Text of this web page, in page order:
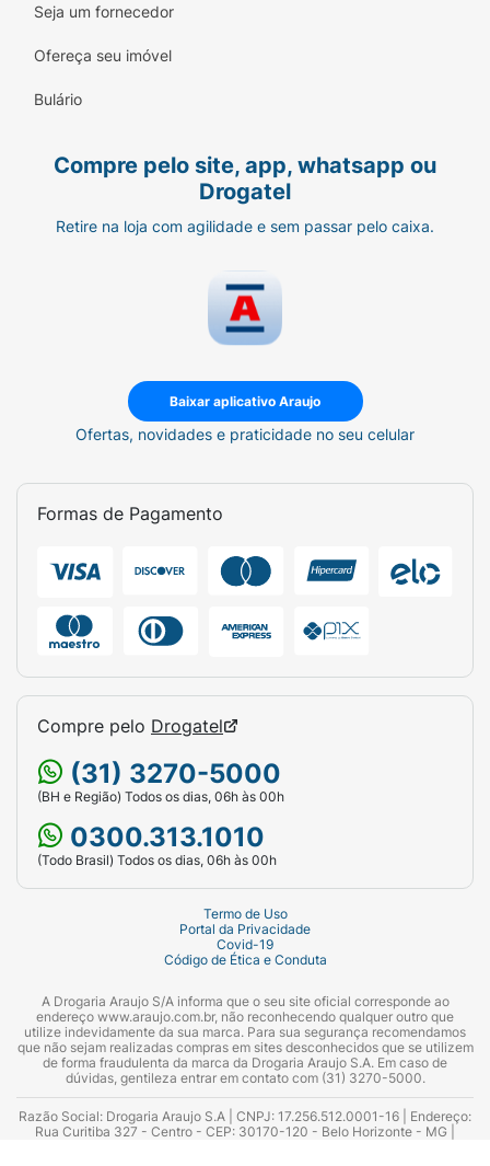
Seja um fornecedor
Ofereça seu imóvel
Bulário
Compre pelo site, app, whatsapp ou
Drogatel
Retire na loja com agilidade e sem passar pelo caixa.
Baixar aplicativo Araujo
Ofertas, novidades e praticidade no seu celular
Formas de Pagamento
Compre pelo Drogatel
(31) 3270-5000
(BH e Região) Todos os dias, 06h às 00h
0300.313.1010
(Todo Brasil) Todos os dias, 06h às 00h
Termo de Uso
Portal da Privacidade
Covid-19
Código de Ética e Conduta
A Drogaria Araujo S/A informa que o seu site oficial corresponde ao
endereço www.araujo.com.br, não reconhecendo qualquer outro que
utilize indevidamente da sua marca. Para sua segurança recomendamos
que não sejam realizadas compras em sites desconhecidos que se utilizem
de forma fraudulenta da marca da Drogaria Araujo S.A. Em caso de
dúvidas, gentileza entrar em contato com (31) 3270-5000.
Razão Social: Drogaria Araujo S.A | CNPJ: 17.256.512.0001-16 | Endereço:
Rua Curitiba 327 - Centro - CEP: 30170-120 - Belo Horizonte - MG |